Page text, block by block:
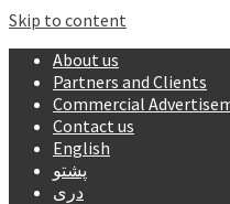
Skip to content
About us
Partners and Clients
Commercial
Contact us
English
پشتو
دری